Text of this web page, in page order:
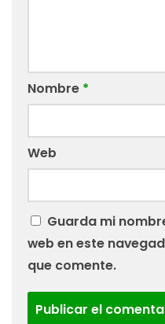
Nombre *
Web
Guarda mi
web en este
que comente.